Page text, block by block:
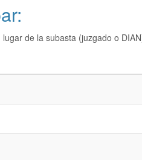
de la subasta (juzgado o